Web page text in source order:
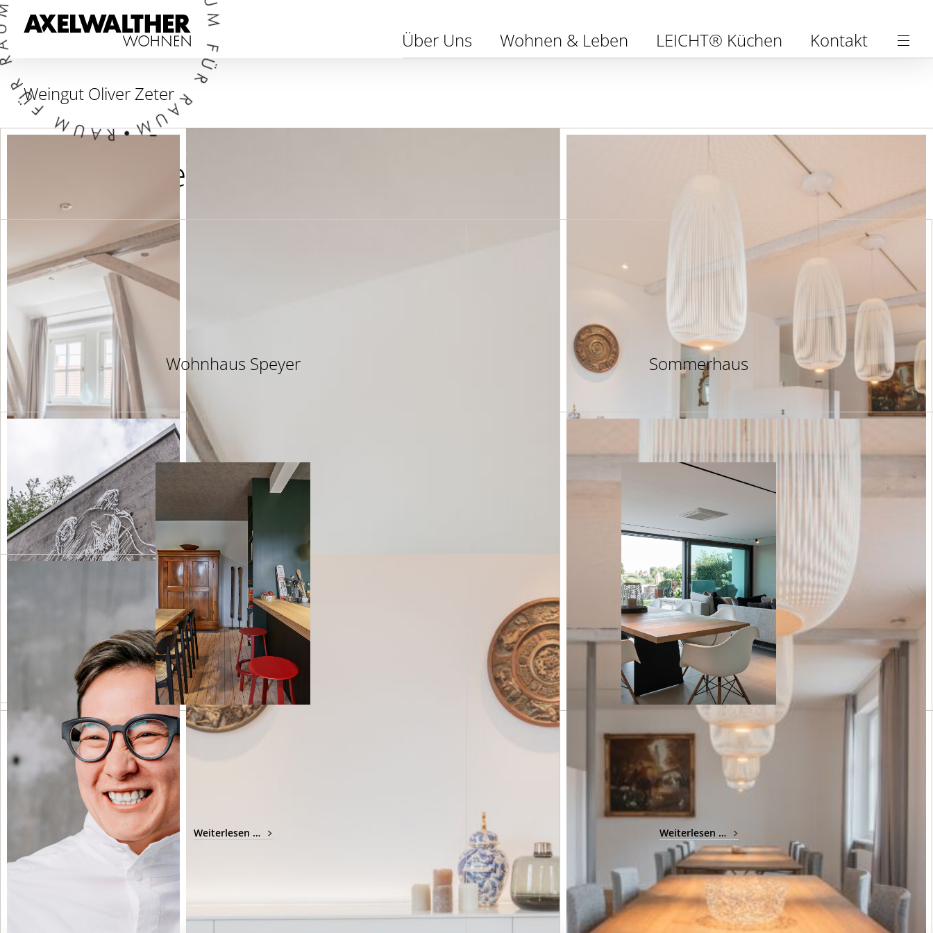
Navigation
überspringen
Über Uns Wohnen & Leben LEICHT® Küchen Kontakt
Weingut Oliver Zeter
BETT UND VORHÄNGE
Riposana und Sahco
TISCH, STÜHLE UND BELEUCHTUNG
More, Arper und Foscarini
AUFTRAGGEBER
Oliver Zeter
Weitere Referenzen:
Wohnhaus Speyer
Weiterlesen …
Sommerhaus
Weiterlesen …